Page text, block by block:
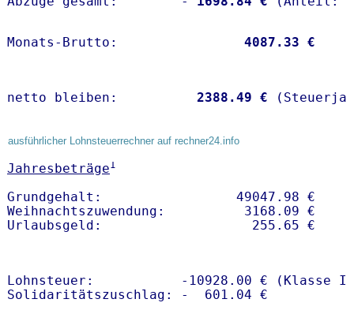
Monats-Brutto: 4087.33 €
netto bleiben: 2388.49 €
ausführlicher Lohnsteuerrechner auf rechner24.info
Jahresbeträge1
Grundgehalt:                 49047.98 €
Weihnachtszuwendung:          3168.09 €
Lohnsteuer:           -10928.00 € (Klasse I)
Solidaritätszuschlag: -  601.04 €